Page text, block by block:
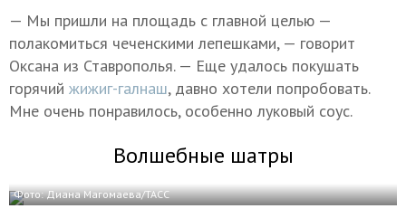
— Мы пришли на площадь с главной целью —
полакомиться чеченскими лепешками, — говорит
Оксана из Ставрополья. — Еще удалось покушать
горячий жижиг-галнаш, давно хотели попробовать.
Мне очень понравилось, особенно луковый соус.
Волшебные шатры
Фото: Диана Магомаева/ТАСС